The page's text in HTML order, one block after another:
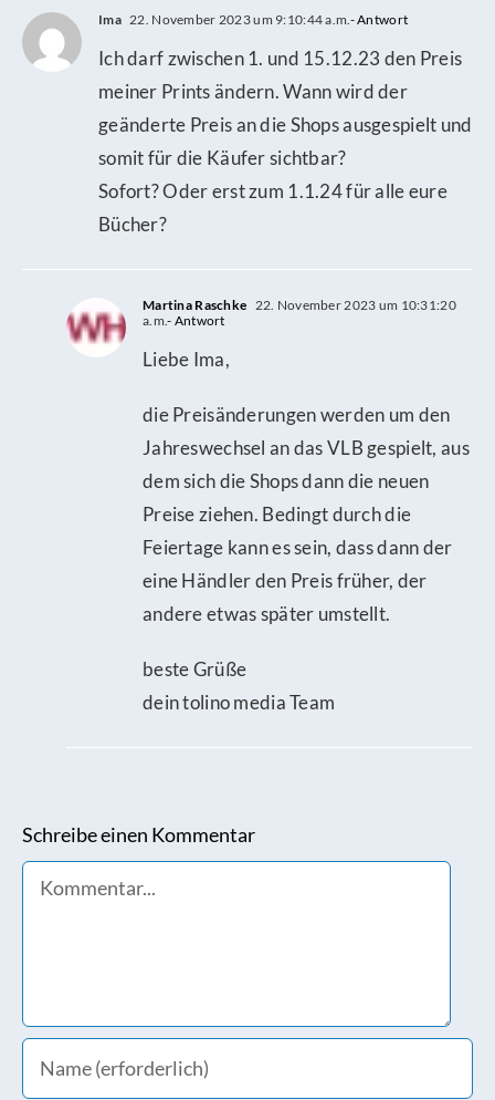
Ima 22. November 2023 um 9:10:44 a.m. - Antwort
Ich darf zwischen 1. und 15.12.23 den Preis
meiner Prints ändern. Wann wird der
geänderte Preis an die Shops ausgespielt und
somit für die Käufer sichtbar?
Sofort? Oder erst zum 1.1.24 für alle eure
Bücher?
Martina Raschke 22. November 2023 um 10:31:20
a.m.- Antwort
Liebe Ima,
die Preisänderungen werden um den
Jahreswechsel an das VLB gespielt, aus
dem sich die Shops dann die neuen
Preise ziehen. Bedingt durch die
Feiertage kann es sein, dass dann der
eine Händler den Preis früher, der
andere etwas später umstellt.
beste Grüße
dein tolino media Team
Schreibe einen Kommentar
Comment